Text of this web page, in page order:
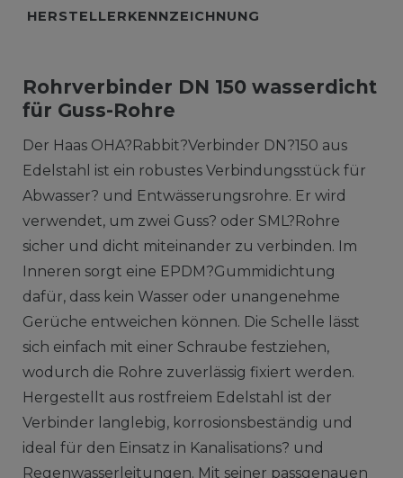
HERSTELLERKENNZEICHNUNG
Rohrverbinder DN 150 wasserdicht
für Guss-Rohre
Der Haas OHA?Rabbit?Verbinder DN?150 aus
Edelstahl ist ein robustes Verbindungsstück für
Abwasser? und Entwässerungsrohre. Er wird
verwendet, um zwei Guss? oder SML?Rohre
sicher und dicht miteinander zu verbinden. Im
Inneren sorgt eine EPDM?Gummidichtung
dafür, dass kein Wasser oder unangenehme
Gerüche entweichen können. Die Schelle lässt
sich einfach mit einer Schraube festziehen,
wodurch die Rohre zuverlässig fixiert werden.
Hergestellt aus rostfreiem Edelstahl ist der
Verbinder langlebig, korrosionsbeständig und
ideal für den Einsatz in Kanalisations? und
Regenwasserleitungen. Mit seiner passgenauen